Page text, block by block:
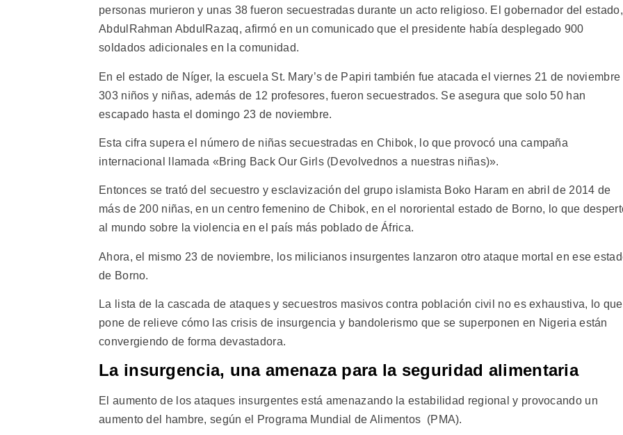
personas murieron y unas 38 fueron secuestradas durante un acto religioso. El gobernador del estado,
AbdulRahman AbdulRazaq, afirmó en un comunicado que el presidente había desplegado 900
soldados adicionales en la comunidad.
En el estado de Níger, la escuela St. Mary’s de Papiri también fue atacada el viernes 21 de noviembre
303 niños y niñas, además de 12 profesores, fueron secuestrados. Se asegura que solo 50 han
escapado hasta el domingo 23 de noviembre.
Esta cifra supera el número de niñas secuestradas en Chibok, lo que provocó una campaña
internacional llamada «Bring Back Our Girls (Devolvednos a nuestras niñas)».
Entonces se trató del secuestro y esclavización del grupo islamista Boko Haram en abril de 2014 de
más de 200 niñas, en un centro femenino de Chibok, en el nororiental estado de Borno, lo que
al mundo sobre la violencia en el país más poblado de África.
Ahora, el mismo 23 de noviembre, los milicianos insurgentes lanzaron otro ataque mortal en ese
de Borno.
La lista de la cascada de ataques y secuestros masivos contra población civil no es exhaustiva, lo que
pone de relieve cómo las crisis de insurgencia y bandolerismo que se superponen en Nigeria están
convergiendo de forma devastadora.
La insurgencia, una amenaza para la seguridad alimentaria
El aumento de los ataques insurgentes está amenazando la estabilidad regional y provocando un
aumento del hambre, según el Programa Mundial de Alimentos (PMA).